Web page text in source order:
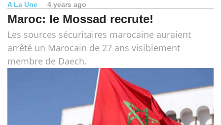
A La Une 4 years ago
Maroc: le Mossad recrute!
Les sources sécuritaires marocaine auraient
arrêté un Marocain de 27 ans visiblement
membre de Daech.